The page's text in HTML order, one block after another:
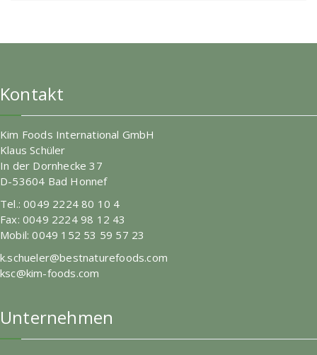
Kontakt
Kim Foods International GmbH
Klaus Schüler
In der Dornhecke 37
D-53604 Bad Honnef
Tel.: 0049 2224 80 10 4
Fax: 0049 2224 98 12 43
Mobil: 0049 152 53 59 57 23
k.schueler@bestnaturefoods.com
ksc@kim-foods.com
Unternehmen